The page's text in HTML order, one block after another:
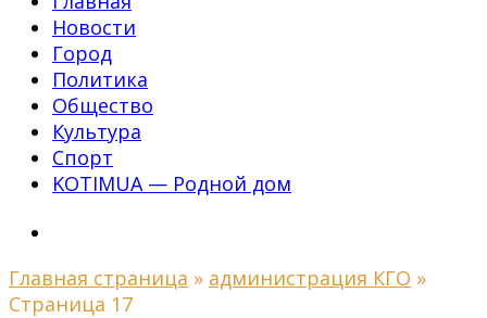
Новости
Город
Политика
Общество
Культура
Спорт
KOTIMUA — Родной дом
Главная страница » администрация КГО »
Страница 17